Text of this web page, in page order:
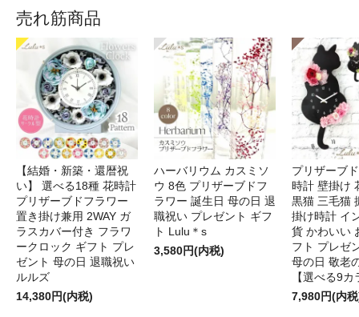
売れ筋商品
【結婚・新築・還暦祝
い】 選べる18種 花時計
プリザーブドフラワー
置き掛け兼用 2WAY ガ
ラスカバー付き フラワ
ークロック ギフト プレ
ゼント 母の日 退職祝い
ルルズ
14,380円(内税)
ハーバリウム カスミソ
ウ 8色 プリザーブドフ
ラワー 誕生日 母の日 退
職祝い プレゼント ギフ
ト Lulu＊s
3,580円(内税)
プリザーブ
時計 壁掛け
黒猫 三毛猫
掛け時計 イ
貨 かわいい
フト プレゼ
母の日 敬老
【選べる9カ
7,980円(内